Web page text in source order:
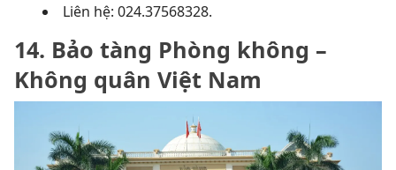
Liên hệ: 024.37568328.
14. Bảo tàng Phòng không –
Không quân Việt Nam